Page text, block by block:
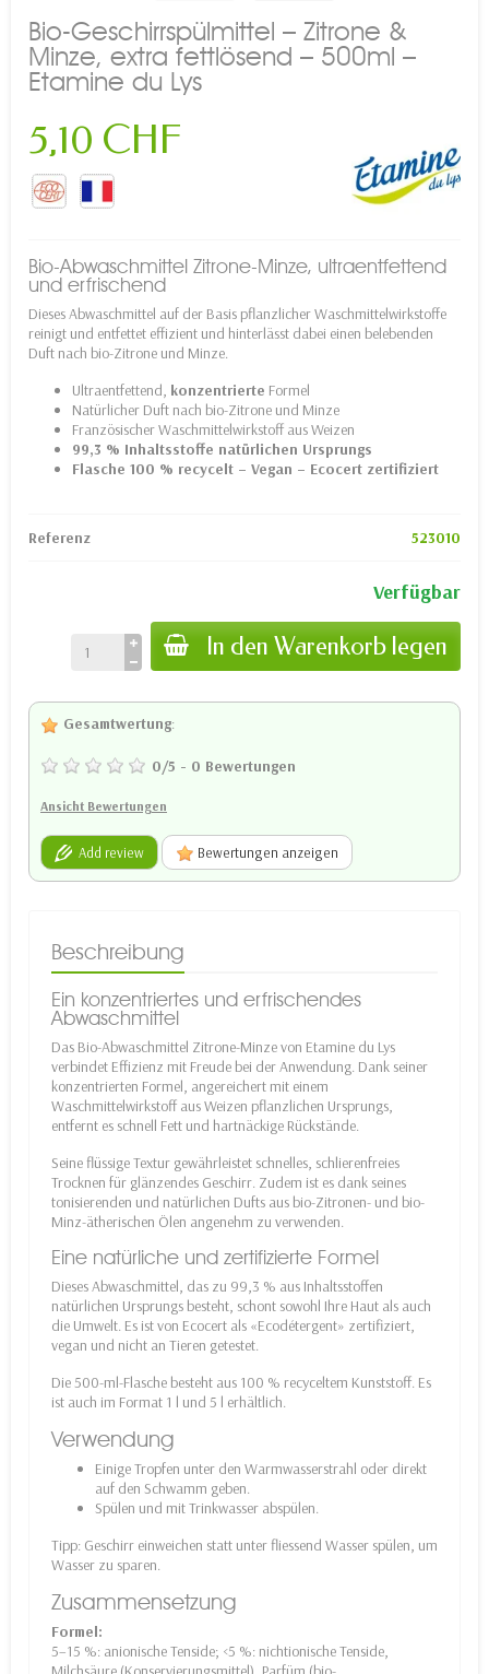
Bio-Geschirrspülmittel – Zitrone &
Minze, extra fettlösend – 500ml –
Etamine du Lys
5,10 CHF
Bio-Abwaschmittel Zitrone-Minze, ultraentfettend
und erfrischend
Dieses Abwaschmittel auf der Basis pflanzlicher Waschmittelwirkstoffe
reinigt und entfettet effizient und hinterlässt dabei einen belebenden
Duft nach bio-Zitrone und Minze.
Ultraentfettend, konzentrierte Formel
Natürlicher Duft nach bio-Zitrone und Minze
Französischer Waschmittelwirkstoff aus Weizen
99,3 % Inhaltsstoffe natürlichen Ursprungs
Flasche 100 % recycelt – Vegan – Ecocert zertifiziert
Referenz 523010
Verfügbar
In den Warenkorb legen
Gesamtwertung:
0/5 - 0 Bewertungen
Ansicht Bewertungen
Add review Bewertungen anzeigen
Beschreibung
Ein konzentriertes und erfrischendes
Abwaschmittel
Das Bio-Abwaschmittel Zitrone-Minze von Etamine du Lys
verbindet Effizienz mit Freude bei der Anwendung. Dank seiner
konzentrierten Formel, angereichert mit einem
Waschmittelwirkstoff aus Weizen pflanzlichen Ursprungs,
entfernt es schnell Fett und hartnäckige Rückstände.
Seine flüssige Textur gewährleistet schnelles, schlierenfreies
Trocknen für glänzendes Geschirr. Zudem ist es dank seines
tonisierenden und natürlichen Dufts aus bio-Zitronen- und bio-
Minz-ätherischen Ölen angenehm zu verwenden.
Eine natürliche und zertifizierte Formel
Dieses Abwaschmittel, das zu 99,3 % aus Inhaltsstoffen
natürlichen Ursprungs besteht, schont sowohl Ihre Haut als auch
die Umwelt. Es ist von Ecocert als «Ecodétergent» zertifiziert,
vegan und nicht an Tieren getestet.
Die 500-ml-Flasche besteht aus 100 % recyceltem Kunststoff. Es
ist auch im Format 1 l und 5 l erhältlich.
Verwendung
Einige Tropfen unter den Warmwasserstrahl oder direkt
auf den Schwamm geben.
Spülen und mit Trinkwasser abspülen.
Tipp: Geschirr einweichen statt unter fliessend Wasser spülen, um
Wasser zu sparen.
Zusammensetzung
Formel:
5–15 %: anionische Tenside; <5 %: nichtionische Tenside,